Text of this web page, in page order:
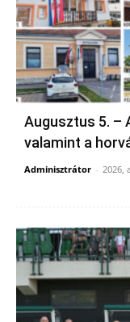
Augusztus 5. –
valamint a
Adminisztrátor - 2026,